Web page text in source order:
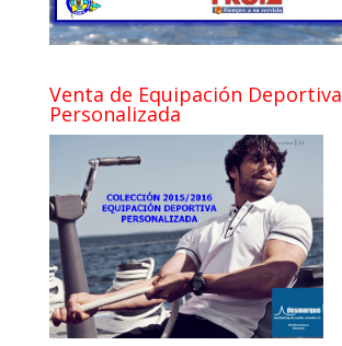
Venta de Equipación Deportiva
Personalizada